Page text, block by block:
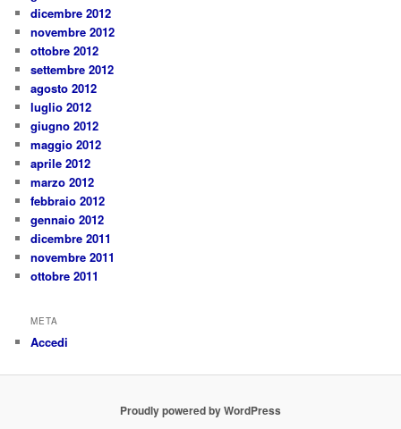
dicembre 2012
novembre 2012
ottobre 2012
settembre 2012
agosto 2012
luglio 2012
giugno 2012
maggio 2012
aprile 2012
marzo 2012
febbraio 2012
gennaio 2012
dicembre 2011
novembre 2011
ottobre 2011
META
Accedi
Proudly powered by WordPress